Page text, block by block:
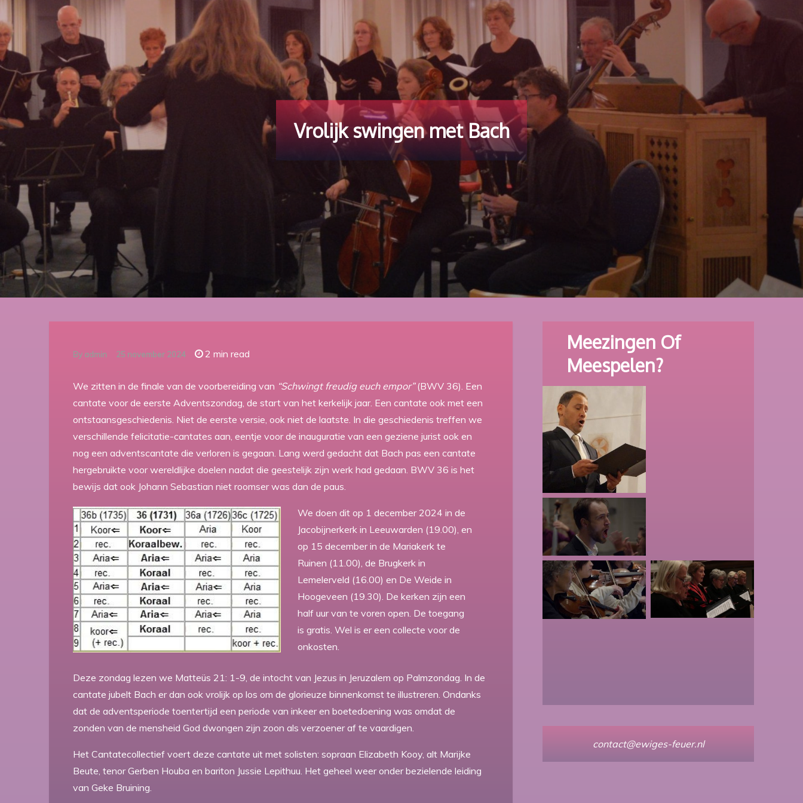
Vrolijk swingen met Bach
By admin 25 november 2024 2 min read
We zitten in de finale van de voorbereiding van “Schwingt freudig euch empor”(BWV 36). Een
cantate voor de eerste Adventszondag, de start van het kerkelijk jaar. Een cantate ook met een
ontstaansgeschiedenis. Niet de eerste versie, ook niet de laatste. In die geschiedenis treffen we
verschillende felicitatie-cantates aan, eentje voor de inauguratie van een geziene jurist ook en
nog een adventscantate die verloren is gegaan. Lang werd gedacht dat Bach pas een cantate
hergebruikte voor wereldlijke doelen nadat die geestelijk zijn werk had gedaan. BWV 36 is het
bewijs dat ook Johann Sebastian niet roomser was dan de paus.
We doen dit op 1 december 2024 in de
Jacobijnerkerk in Leeuwarden (19.00), en
op 15 december in de Mariakerk te
Ruinen (11.00), de Brugkerk in
Lemelerveld (16.00) en De Weide in
Hoogeveen (19.30). De kerken zijn een
half uur van te voren open. De toegang
is gratis. Wel is er een collecte voor de
onkosten.
Deze zondag lezen we Matteüs 21: 1-9, de intocht van Jezus in Jeruzalem op Palmzondag. In de
cantate jubelt Bach er dan ook vrolijk op los om de glorieuze binnenkomst te illustreren. Ondanks
dat de adventsperiode toentertijd een periode van inkeer en boetedoening was omdat de
zonden van de mensheid God dwongen zijn zoon als verzoener af te vaardigen.
Het Cantatecollectief voert deze cantate uit met solisten: sopraan Elizabeth Kooy, alt Marijke
Beute, tenor Gerben Houba en bariton Jussie Lepithuu. Het geheel weer onder bezielende leiding
van Geke Bruining.
Meezingen Of
Meespelen?
contact@ewiges-feuer.nl